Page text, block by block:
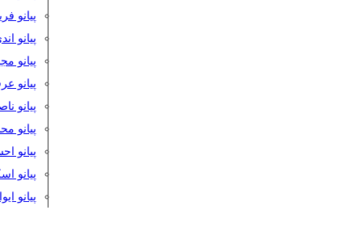
پیانو
پیانو
پیانو
پیانو
پیانو
پیانو
پیانو
پیانو
پیانو